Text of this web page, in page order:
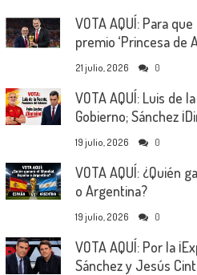
VOTA AQUÍ: Para
premio ‘Princesa de
21 julio, 2026 0
VOTA AQUÍ: Luis de
Gobierno; Sánchez
19 julio, 2026 0
VOTA AQUÍ: ¿Quién
o Argentina?
19 julio, 2026 0
VOTA AQUÍ: Por la
Sánchez y Jesús